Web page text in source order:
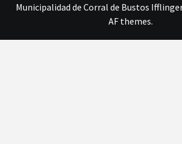
Municipalidad de Corral de Bustos
AF themes.